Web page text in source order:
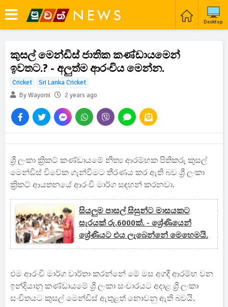
Desktop
කුසල් මෙන්ඩිස් ජාතික කණ්ඩායමෙන්
ඉවතට.? - අලුත්ම ආරංචිය මෙන්න.
Cricket
Sri Lanka Cricket
By Wayomi
2 years ago
ශ්‍රී ලංකා ක්‍රිකට් කණ්ඩායමේ නිත්‍ය ආරම්භක පිතිකරු කුසල්
මෙන්ඩිස් විවේක ගැන්වීමට තීරණය කර ඇති බව ශ්‍රී ලංකා
ක්‍රිකට් ආයතනයේ ආරංචි මාර්ග සඳහන් කරනවා.
සියලුම පාසල් සිසුන්ට මාසයකට
සැරයක් රු.6000ක්. - ශ්‍රේණියෙන්
ශ්‍රේණියට එය ලැබෙන්නේ මෙහෙමයි.
එම ආරංචි මාර්ග වාර්තා කරන්නේ මේ මස අගදී ආරම්භ වන
ඉන්දියානු කණ්ඩායමේ ශ්‍රී ලංකා සංචාරයට අදාළ ශ්‍රී ලංකා
සංචිතයට කුසල් මෙන්ඩිස් ඇතුළත් නොවනු ඇති බවයි.